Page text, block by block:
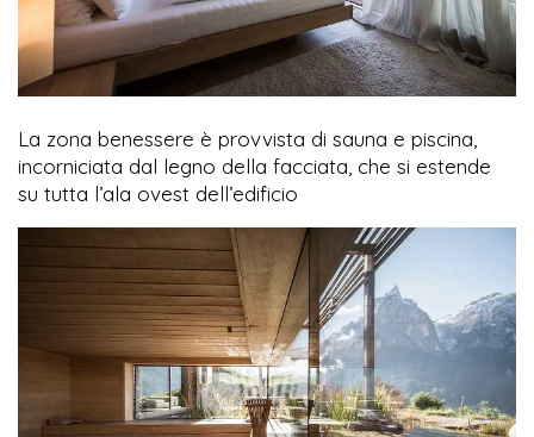
La zona benessere è provvista di sauna e piscina,
incorniciata dal legno della facciata, che si estende
su tutta l’ala ovest dell’edificio